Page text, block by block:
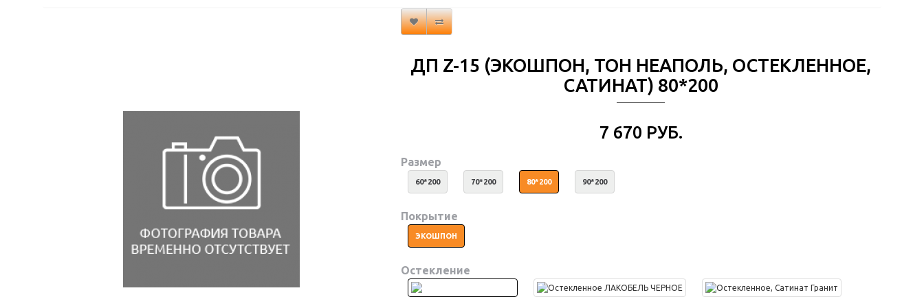
ДП Z-15 (ЭКОШПОН, ТОН НЕАПОЛЬ, ОСТЕКЛЕННОЕ,
САТИНАТ) 80*200
7 670 РУБ.
Размер
60*200 70*200 80*200 90*200
Покрытие
ЭКОШПОН
Остекление